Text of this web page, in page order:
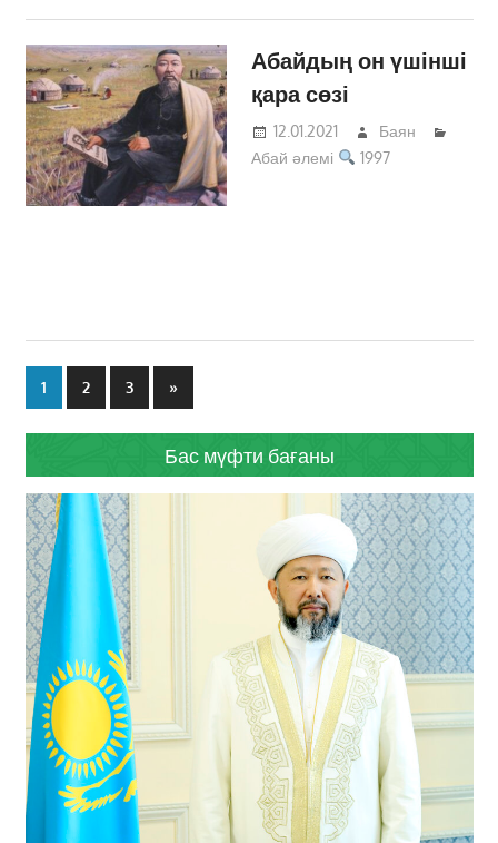
Абайдың он үшінші
қара сөзі
12.01.2021
Баян
Абай әлемі
1997
Жазбалар
1 2 3
Next
Posts
»
Бас мүфти бағаны